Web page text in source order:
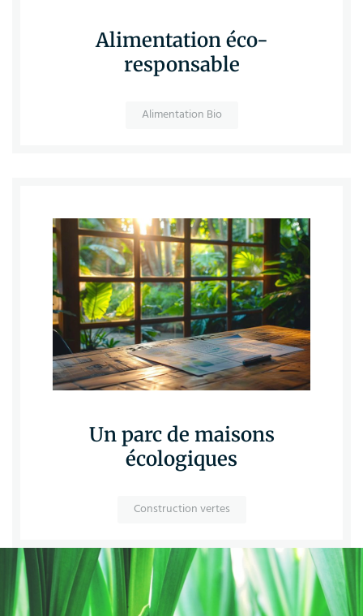
Alimentation éco-
responsable
Alimentation Bio
Un parc de maisons
écologiques
Construction vertes